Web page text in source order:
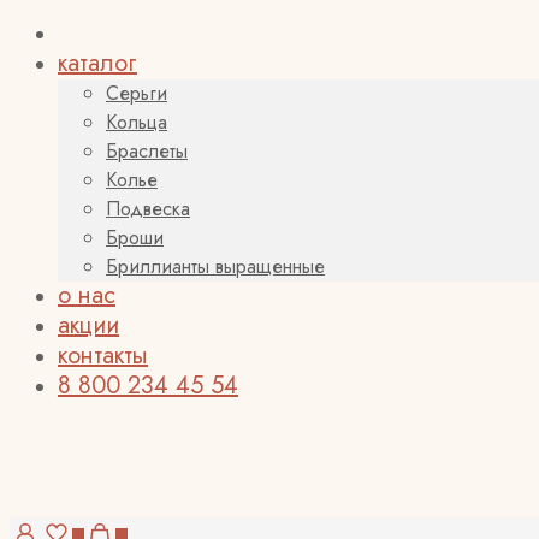
каталог
Серьги
Кольца
Браслеты
Колье
Подвеска
Броши
Бриллианты выращенные
о нас
акции
контакты
8 800 234 45 54